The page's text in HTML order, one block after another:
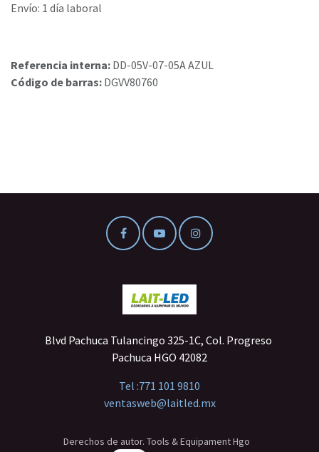
Envío: 1 día laboral
Referencia interna: DD-05V-07-05A AZUL
Código de barras: DGVV80760
Blvd Pachuca Tulancingo 325-1C, Col. Progreso
Pachuca HGO 42082
Tel :771 101 9810
ventasweb@laitled.mx
Derechos de autor. Tools & Equipament Hgo